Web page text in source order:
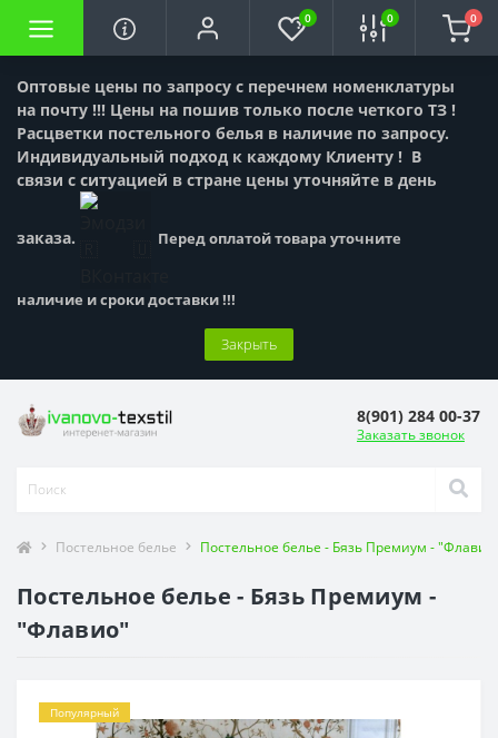
Оптовые цены по запросу с перечнем номенклатуры
на почту !!! Цены на пошив только после четкого ТЗ !
Расцветки постельного белья в наличие по запросу.
Индивидуальный подход к каждому Клиенту ! В
связи с ситуацией в стране цены уточняйте в день
заказа. Перед оплатой товара уточните
наличие и сроки доставки !!!
Закрыть
0 0 0
8(901) 284 00-37
Заказать звонок
Постельное белье Постельное белье - Бязь Премиум -
Постельное белье - Бязь Премиум -
"Флавио"
Популярный